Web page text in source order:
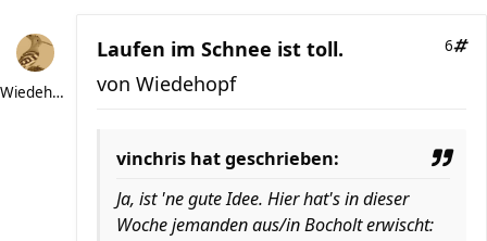
Wiedehopf
Laufen im Schnee ist toll. 6
von Wiedehopf
vinchris hat geschrieben:
Ja, ist 'ne gute Idee. Hier hat's in dieser
Woche jemanden aus/in Bocholt erwischt: